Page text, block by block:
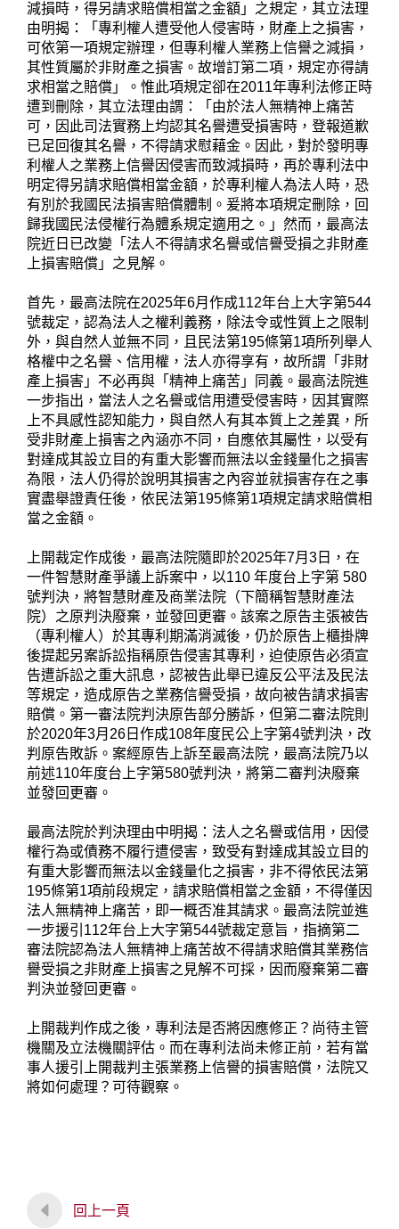
減損時，得另請求賠償相當之金額」之規定，其立法理
由明揭：「專利權人遭受他人侵害時，財產上之損害，
可依第一項規定辦理，但專利權人業務上信譽之減損，
其性質屬於非財產之損害。故增訂第二項，規定亦得請
求相當之賠償」。惟此項規定卻在2011年專利法修正時
遭到刪除，其立法理由謂：「由於法人無精神上痛苦
可，因此司法實務上均認其名譽遭受損害時，登報道歉
已足回復其名譽，不得請求慰藉金。因此，對於發明專
利權人之業務上信譽因侵害而致減損時，再於專利法中
明定得另請求賠償相當金額，於專利權人為法人時，恐
有別於我國民法損害賠償體制。爰將本項規定刪除，回
歸我國民法侵權行為體系規定適用之。」然而，最高法
院近日已改變「法人不得請求名譽或信譽受損之非財產
上損害賠償」之見解。
首先，最高法院在2025年6月作成112年台上大字第544
號裁定，認為法人之權利義務，除法令或性質上之限制
外，與自然人並無不同，且民法第195條第1項所列舉人
格權中之名譽、信用權，法人亦得享有，故所謂「非財
產上損害」不必再與「精神上痛苦」同義。最高法院進
一步指出，當法人之名譽或信用遭受侵害時，因其實際
上不具感性認知能力，與自然人有其本質上之差異，所
受非財產上損害之內涵亦不同，自應依其屬性，以受有
對達成其設立目的有重大影響而無法以金錢量化之損害
為限，法人仍得於說明其損害之內容並就損害存在之事
實盡舉證責任後，依民法第195條第1項規定請求賠償相
當之金額。
上開裁定作成後，最高法院隨即於2025年7月3日，在
一件智慧財產爭議上訴案中，以110 年度台上字第 580
號判決，將智慧財產及商業法院（下簡稱智慧財產法
院）之原判決廢棄，並發回更審。該案之原告主張被告
（專利權人）於其專利期滿消滅後，仍於原告上櫃掛牌
後提起另案訴訟指稱原告侵害其專利，迫使原告必須宣
告遭訴訟之重大訊息，認被告此舉已違反公平法及民法
等規定，造成原告之業務信譽受損，故向被告請求損害
賠償。第一審法院判決原告部分勝訴，但第二審法院則
於2020年3月26日作成108年度民公上字第4號判決，改
判原告敗訴。案經原告上訴至最高法院，最高法院乃以
前述110年度台上字第580號判決，將第二審判決廢棄
並發回更審。
最高法院於判決理由中明揭：法人之名譽或信用，因侵
權行為或債務不履行遭侵害，致受有對達成其設立目的
有重大影響而無法以金錢量化之損害，非不得依民法第
195條第1項前段規定，請求賠償相當之金額，不得僅因
法人無精神上痛苦，即一概否准其請求。最高法院並進
一步援引112年台上大字第544號裁定意旨，指摘第二
審法院認為法人無精神上痛苦故不得請求賠償其業務信
譽受損之非財產上損害之見解不可採，因而廢棄第二審
判決並發回更審。
上開裁判作成之後，專利法是否將因應修正？尚待主管
機關及立法機關評估。而在專利法尚未修正前，若有當
事人援引上開裁判主張業務上信譽的損害賠償，法院又
將如何處理？可待觀察。
回上一頁